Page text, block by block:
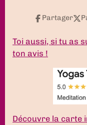
Partager
Toi aussi, si tu as
ton avis !
Découvre la carte